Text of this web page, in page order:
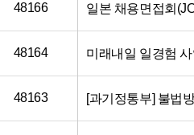
48166 일본 채용면접회
48164 미래내일 일경험
48163 [과기정통부] 불법